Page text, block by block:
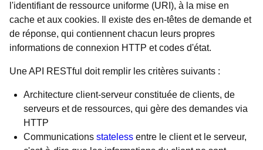
l'identifiant de ressource uniforme (URI), à la mise en
cache et aux cookies. Il existe des en-têtes de demande et
de réponse, qui contiennent chacun leurs propres
informations de connexion HTTP et codes d'état.
Une API RESTful doit remplir les critères suivants :
Architecture client-serveur constituée de clients, de
serveurs et de ressources, qui gère des demandes via
HTTP
Communications stateless entre le client et le serveur,